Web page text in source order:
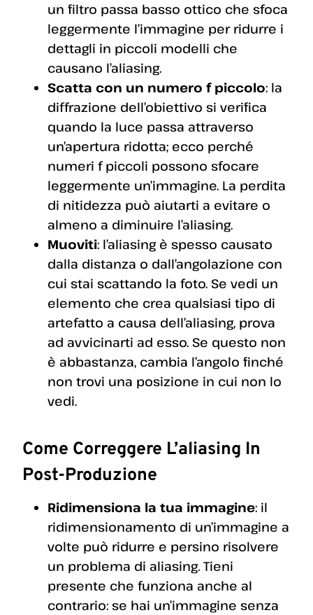
un filtro passa basso ottico che sfoca
leggermente l’immagine per ridurre i
dettagli in piccoli modelli che
causano l’aliasing.
Scatta con un numero f piccolo: la
diffrazione dell’obiettivo si verifica
quando la luce passa attraverso
un’apertura ridotta; ecco perché
numeri f piccoli possono sfocare
leggermente un’immagine. La perdita
di nitidezza può aiutarti a evitare o
almeno a diminuire l’aliasing.
Muoviti: l’aliasing è spesso causato
dalla distanza o dall’angolazione con
cui stai scattando la foto. Se vedi un
elemento che crea qualsiasi tipo di
artefatto a causa dell’aliasing, prova
ad avvicinarti ad esso. Se questo non
è abbastanza, cambia l’angolo finché
non trovi una posizione in cui non lo
vedi.
Come Correggere L’aliasing In
Post-Produzione
Ridimensiona la tua immagine: il
ridimensionamento di un’immagine a
volte può ridurre e persino risolvere
un problema di aliasing. Tieni
presente che funziona anche al
contrario: se hai un’immagine senza